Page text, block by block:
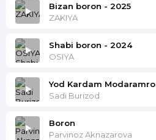
Bizan boron - 2025
ZAKIYA
Shabi boron - 2024
OSIYA
Yod Kardam Modaramro
Sadi Burizod
Boron
Parvinoz Aknazarova